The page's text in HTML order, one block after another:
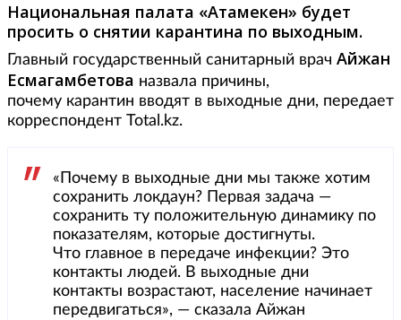
Национальная палата «Атамекен» будет
просить о снятии карантина по выходным.
Главный государственный санитарный врач Айжан
Есмагамбетова назвала причины,
почему карантин вводят в выходные дни, передает
корреспондент Total.kz.
«Почему в выходные дни мы также хотим
сохранить локдаун? Первая задача —
сохранить ту положительную динамику по
показателям, которые достигнуты.
Что главное в передаче инфекции? Это
контакты людей. В выходные дни
контакты возрастают, население начинает
передвигаться», — сказала Айжан